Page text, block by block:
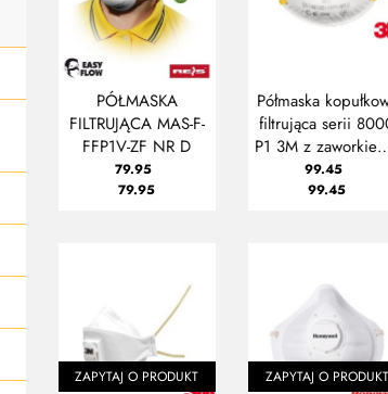
PÓŁMASKA
FILTRUJĄCA MAS-F-
FFP1V-ZF NR D
79.95
79.95
Półmaska
filtrująca serii
P1 3M z zaworkiem
OPAKOWANIE 10
SZTUK
99.45
99.45
ZAPYTAJ O PRODUKT ZAPYTAJ O PRODUKT